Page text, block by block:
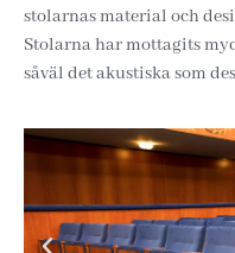
stolarnas material och
Stolarna har mottagits
såväl det akustiska som